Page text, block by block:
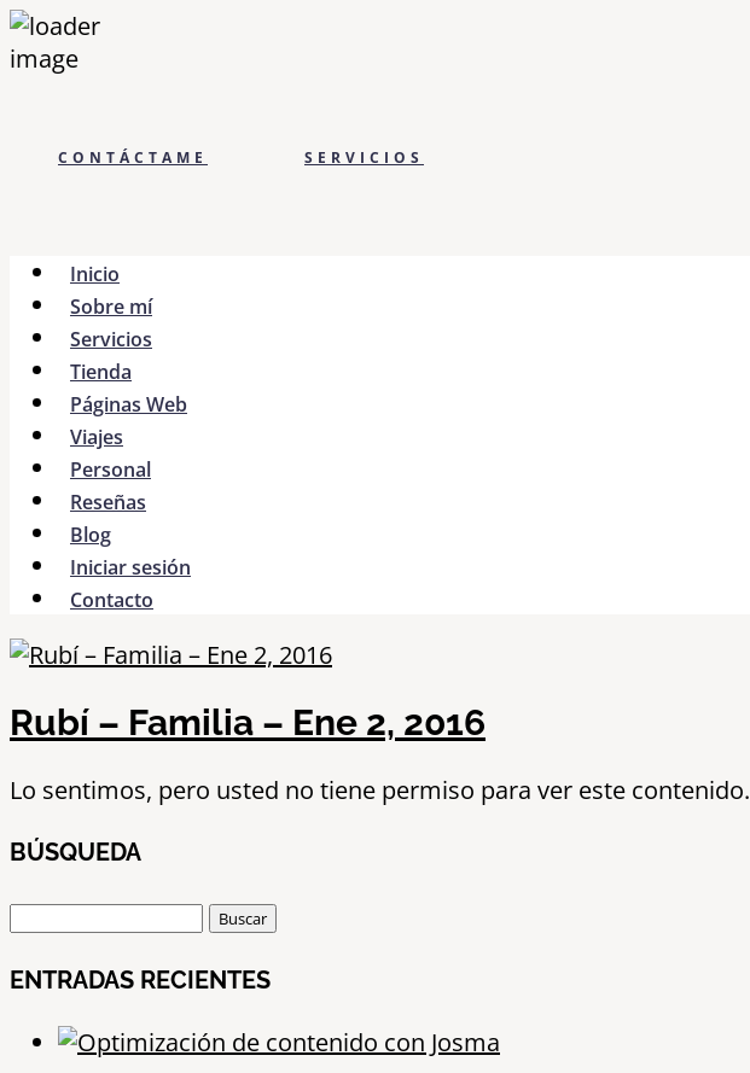
CONTÁCTAME SERVICIOS
Inicio
Sobre mí
Servicios
Tienda
Páginas Web
Viajes
Personal
Reseñas
Blog
Iniciar sesión
Contacto
Rubí – Familia – Ene 2, 2016
Lo sentimos, pero usted no tiene permiso para ver este contenido.
BÚSQUEDA
Buscar:
ENTRADAS RECIENTES